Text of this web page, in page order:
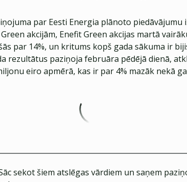
par Eesti Energia plānoto
akcijām, Enefit Green akcijas martā
par 14%, un kritums kopš gada sākuma ir
rezultātus paziņoja februāra pēdējā dienā,
eiro apmērā, kas ir par 4% mazāk nekā
sekot šiem atslēgas vārdiem un saņem